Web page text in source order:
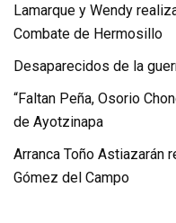
Lamarque y Wendy
Combate de Hermosillo
Desaparecidos de la
“Faltan Peña, Osorio
de Ayotzinapa
Arranca Toño Astiazarán
Gómez del Campo